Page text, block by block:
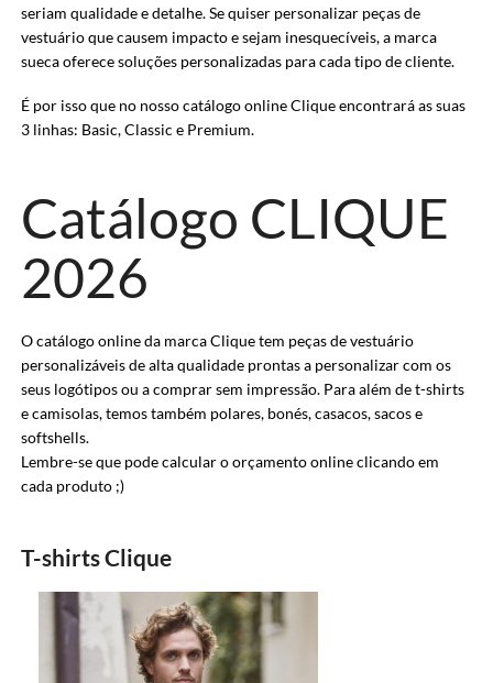
seriam qualidade e detalhe. Se quiser personalizar peças de
vestuário que causem impacto e sejam inesquecíveis, a marca
sueca oferece soluções personalizadas para cada tipo de cliente.
É por isso que no nosso catálogo online Clique encontrará as suas
3 linhas: Basic, Classic e Premium.
Catálogo CLIQUE
2026
O catálogo online da marca Clique tem peças de vestuário
personalizáveis de alta qualidade prontas a personalizar com os
seus logótipos ou a comprar sem impressão. Para além de t-shirts
e camisolas, temos também polares, bonés, casacos, sacos e
softshells.
Lembre-se que pode calcular o orçamento online clicando em
cada produto ;)
T-shirts Clique